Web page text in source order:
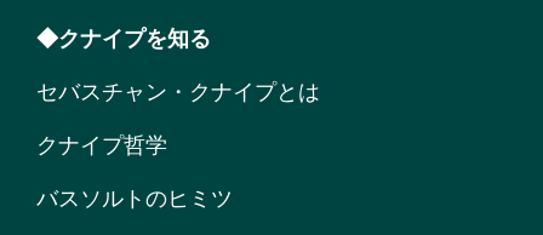
◆クナイプを知る
セバスチャン・クナイプとは
クナイプ哲学
バスソルトのヒミツ